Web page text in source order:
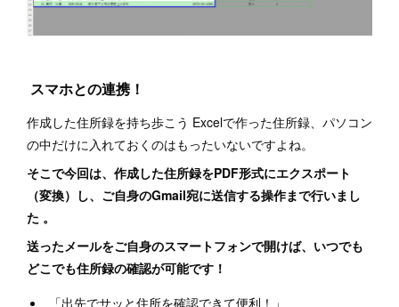
スマホとの連携！
作成した住所録を持ち歩こう Excelで作った住所録、パソコン
の中だけに入れておくのはもったいないですよね。
そこで今回は、作成した住所録をPDF形式にエクスポート
（変換）し、ご自身のGmail宛に送信する操作まで行いまし
た 。
送ったメールをご自身のスマートフォンで開けば、いつでも
どこでも住所録の確認が可能です！
「出先でサッと住所を確認できて便利！」